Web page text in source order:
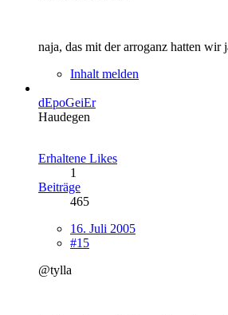
naja, das mit der arroganz hatten wir
Inhalt melden
dEpoGeiEr
Haudegen
Erhaltene Likes
1
Beiträge
465
16. Juli 2005
#15
@tylla